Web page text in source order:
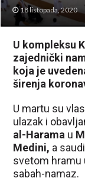
18 listopada, 2020
U kompleksu
zajednički
koja je
širenja
U martu su
ulazak i
al-Harama u
Medini, a
svetom hramu
sabah-namaz.